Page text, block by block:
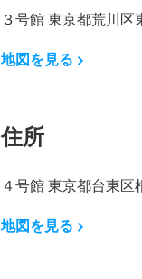
３号館 東京都荒川区
地図を見る
住所
４号館 東京都台東区
地図を見る